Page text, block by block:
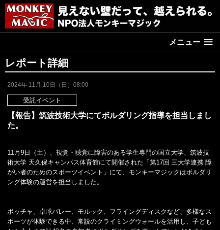
メニュー
レポート詳細
2024年 11月 10日（日）08:00
受託イベント
【報告】筑波技術大学にてボルダリング指導を担当しまし
た。
11月9日（土）、視覚・聴覚に障害のある学生専門の国立大学、筑波技
術大学 天久保キャンパス体育館にて開催された「第17回 三大学連携 障
がい者のためのスポーツイベント」にて、モンキーマジックはボルダリ
ング体験の運営を担当しました。
ボッチャ、卓球バレー、モルック、フライングディスクなど、多様なス
ポーツが体験できる中、常設のクライミングウォールを活用し、子ども